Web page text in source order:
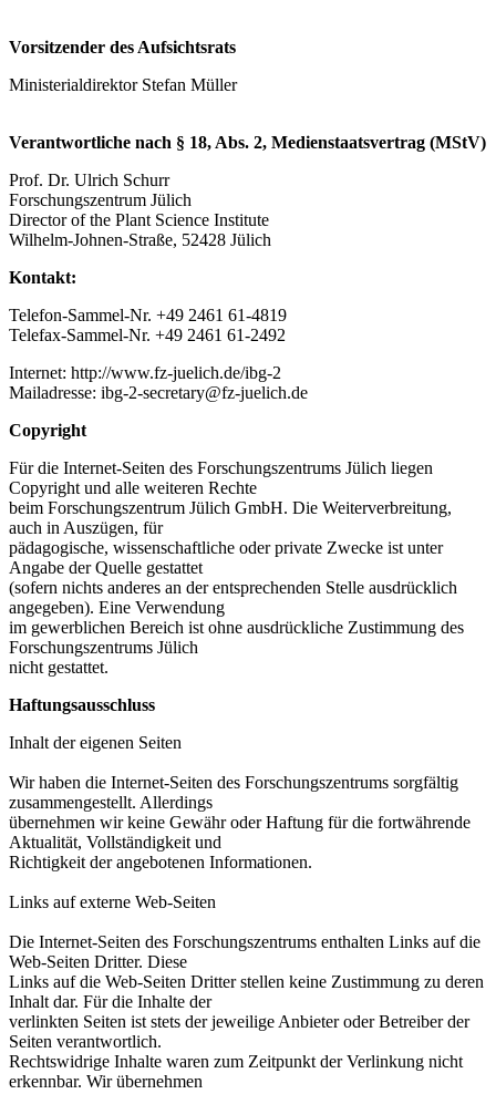
Vorsitzender des Aufsichtsrats
Ministerialdirektor Stefan Müller
Verantwortliche nach § 18, Abs. 2, Medienstaatsvertrag (MStV)
Prof. Dr. Ulrich Schurr
Forschungszentrum Jülich
Director of the Plant Science Institute
Wilhelm-Johnen-Straße, 52428 Jülich
Kontakt:
Telefon-Sammel-Nr. +49 2461 61-4819
Telefax-Sammel-Nr. +49 2461 61-2492
Internet: http://www.fz-juelich.de/ibg-2
Mailadresse: ibg-2-secretary@fz-juelich.de
Copyright
Für die Internet-Seiten des Forschungszentrums Jülich liegen
Copyright und alle weiteren Rechte
beim Forschungszentrum Jülich GmbH. Die Weiterverbreitung,
auch in Auszügen, für
pädagogische, wissenschaftliche oder private Zwecke ist unter
Angabe der Quelle gestattet
(sofern nichts anderes an der entsprechenden Stelle ausdrücklich
angegeben). Eine Verwendung
im gewerblichen Bereich ist ohne ausdrückliche Zustimmung des
Forschungszentrums Jülich
nicht gestattet.
Haftungsausschluss
Inhalt der eigenen Seiten
Wir haben die Internet-Seiten des Forschungszentrums sorgfältig
zusammengestellt. Allerdings
übernehmen wir keine Gewähr oder Haftung für die fortwährende
Aktualität, Vollständigkeit und
Richtigkeit der angebotenen Informationen.
Links auf externe Web-Seiten
Die Internet-Seiten des Forschungszentrums enthalten Links auf die
Web-Seiten Dritter. Diese
Links auf die Web-Seiten Dritter stellen keine Zustimmung zu deren
Inhalt dar. Für die Inhalte der
verlinkten Seiten ist stets der jeweilige Anbieter oder Betreiber der
Seiten verantwortlich.
Rechtswidrige Inhalte waren zum Zeitpunkt der Verlinkung nicht
erkennbar. Wir übernehmen